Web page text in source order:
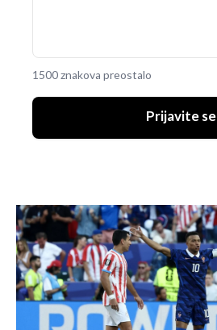
1500 znakova preostalo
Prijavite se